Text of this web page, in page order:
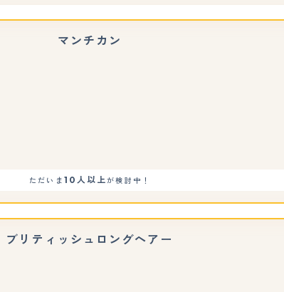
マンチカン
ただいま 10人以上が検討中！
ブリティッシュロングヘアー